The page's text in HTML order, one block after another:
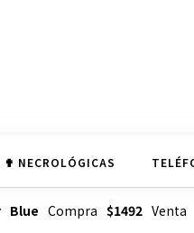
✟ NECROLÓGICAS
Blue Compra $1492Venta